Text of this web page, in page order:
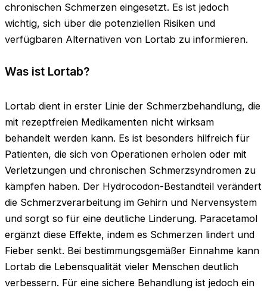
chronischen Schmerzen eingesetzt. Es ist jedoch
wichtig, sich über die potenziellen Risiken und
verfügbaren Alternativen von Lortab zu informieren.
Was ist Lortab?
Lortab dient in erster Linie der Schmerzbehandlung, die
mit rezeptfreien Medikamenten nicht wirksam
behandelt werden kann. Es ist besonders hilfreich für
Patienten, die sich von Operationen erholen oder mit
Verletzungen und chronischen Schmerzsyndromen zu
kämpfen haben. Der Hydrocodon-Bestandteil verändert
die Schmerzverarbeitung im Gehirn und Nervensystem
und sorgt so für eine deutliche Linderung. Paracetamol
ergänzt diese Effekte, indem es Schmerzen lindert und
Fieber senkt. Bei bestimmungsgemäßer Einnahme kann
Lortab die Lebensqualität vieler Menschen deutlich
verbessern. Für eine sichere Behandlung ist jedoch ein